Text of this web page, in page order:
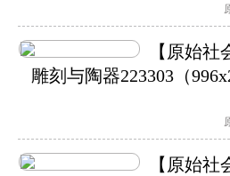
【原始
雕刻与陶器223303（
【原始